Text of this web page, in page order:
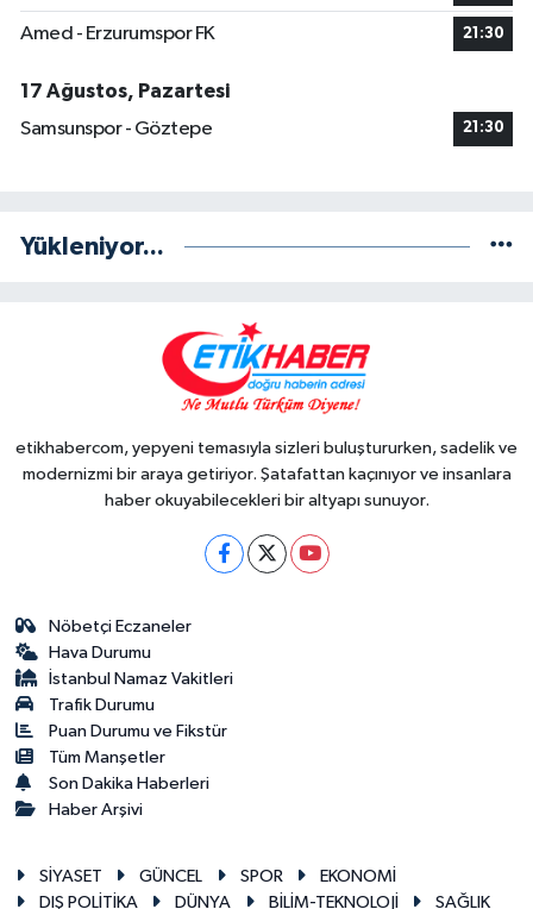
Amed - Erzurumspor FK 21:30
17 Ağustos, Pazartesi
Samsunspor - Göztepe
21:30
Yükleniyor...
etikhabercom, yepyeni temasıyla sizleri buluştururken, sadelik ve
modernizmi bir araya getiriyor. Şatafattan kaçınıyor ve insanlara
haber okuyabilecekleri bir altyapı sunuyor.
Nöbetçi Eczaneler
Hava Durumu
İstanbul Namaz Vakitleri
Trafik Durumu
Puan Durumu ve Fikstür
Tüm Manşetler
Son Dakika Haberleri
Haber Arşivi
SİYASET GÜNCEL SPOR
EKONOMİ
DIŞ POLİTİKA
DÜNYA BİLİM-TEKNOLOJİ SAĞLIK